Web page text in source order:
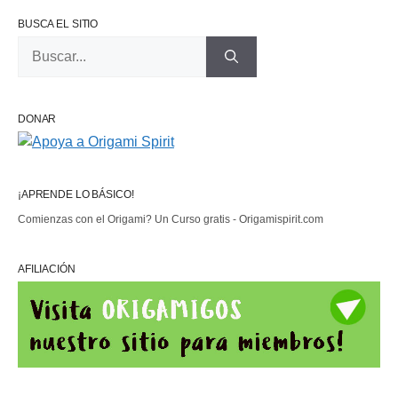
BUSCA EL SITIO
DONAR
¡APRENDE LO BÁSICO!
Comienzas con el Origami? Un Curso gratis - Origamispirit.com
AFILIACIÓN